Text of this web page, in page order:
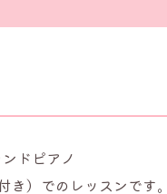
ドピアノ
き）でのレッスンです。